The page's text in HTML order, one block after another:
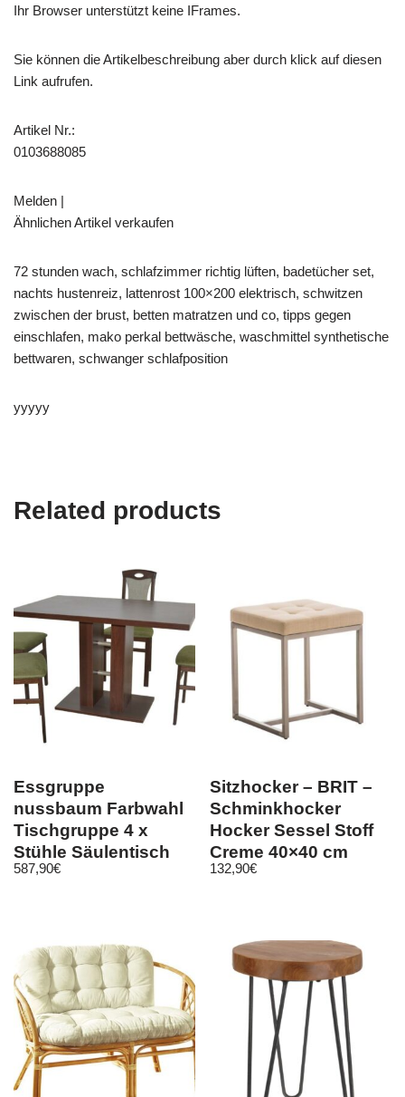
Ihr Browser unterstützt keine IFrames.
Sie können die Artikelbeschreibung aber durch klick auf diesen
Link aufrufen.
Artikel Nr.:
0103688085
Melden |
Ähnlichen Artikel verkaufen
72 stunden wach, schlafzimmer richtig lüften, badetücher set,
nachts hustenreiz, lattenrost 100×200 elektrisch, schwitzen
zwischen der brust, betten matratzen und co, tipps gegen
einschlafen, mako perkal bettwäsche, waschmittel synthetische
bettwaren, schwanger schlafposition
yyyyy
Related products
Essgruppe
nussbaum Farbwahl
Tischgruppe 4 x
Stühle Säulentisch
Esszimmergarnitur
587,90€
Sitzhocker – BRIT –
Schminkhocker
Hocker Sessel Stoff
Creme 40×40 cm
132,90€